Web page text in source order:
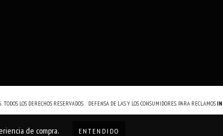
de compra. ENTENDIDO
LOS DERECHOS RESERVADOS. DEFENSA DE LAS Y LOS CONSUMIDORES. PARA RECLAMOS